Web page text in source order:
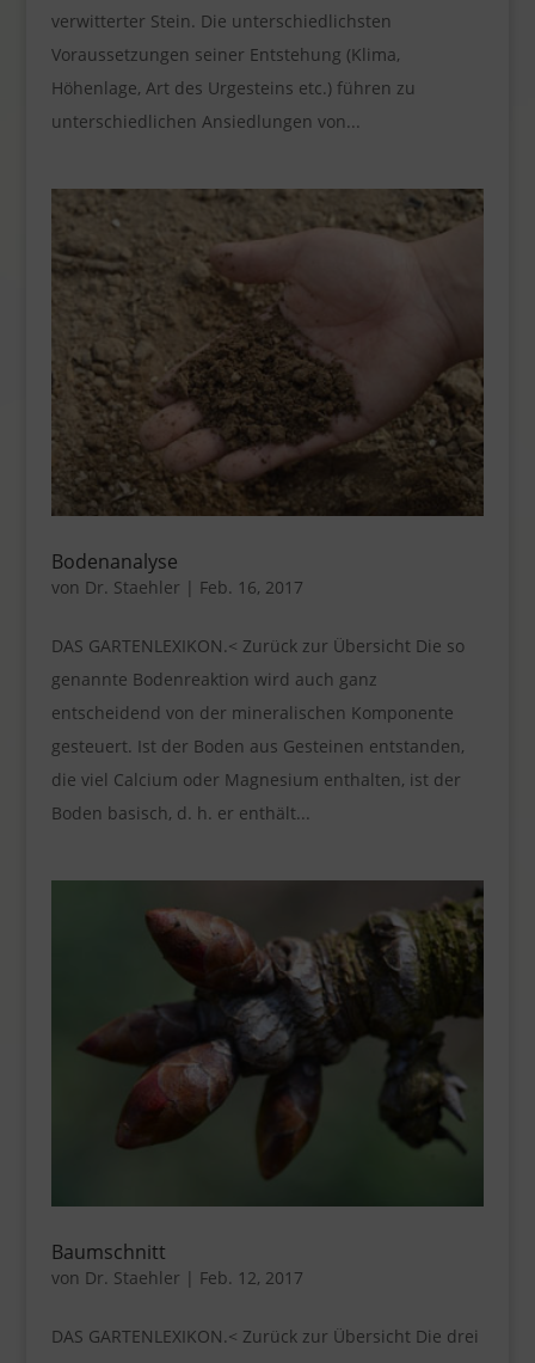
verwitterter Stein. Die unterschiedlichsten
Voraussetzungen seiner Entstehung (Klima,
Höhenlage, Art des Urgesteins etc.) führen zu
unterschiedlichen Ansiedlungen von...
Bodenanalyse
von Dr. Staehler | Feb. 16, 2017
DAS GARTENLEXIKON.< Zurück zur Übersicht Die so
genannte Bodenreaktion wird auch ganz
entscheidend von der mineralischen Komponente
gesteuert. Ist der Boden aus Gesteinen entstanden,
die viel Calcium oder Magnesium enthalten, ist der
Boden basisch, d. h. er enthält...
Baumschnitt
von Dr. Staehler | Feb. 12, 2017
DAS GARTENLEXIKON.< Zurück zur Übersicht Die drei